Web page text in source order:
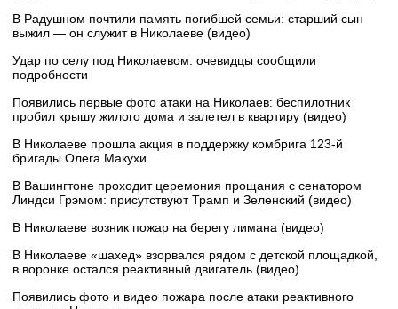
В Радушном почтили память погибшей семьи: старший сын
выжил — он служит в Николаеве (видео)
Удар по селу под Николаевом: очевидцы сообщили
подробности
Появились первые фото атаки на Николаев: беспилотник
пробил крышу жилого дома и залетел в квартиру (видео)
В Николаеве прошла акция в поддержку комбрига 123-й
бригады Олега Макухи
В Вашингтоне проходит церемония прощания с сенатором
Линдси Грэмом: присутствуют Трамп и Зеленский (видео)
В Николаеве возник пожар на берегу лимана (видео)
В Николаеве «шахед» взорвался рядом с детской площадкой,
в воронке остался реактивный двигатель (видео)
Появились фото и видео пожара после атаки реактивного